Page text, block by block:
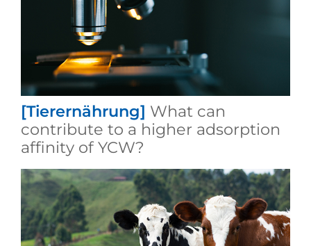
[Tierernährung] What can
contribute to a higher adsorption
affinity of YCW?